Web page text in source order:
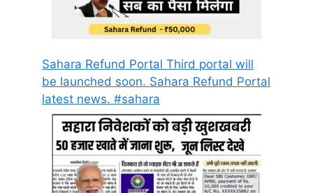
Sahara Refund Portal Third portal will
be launched soon. Sahara Refund Portal
latest news. #sahara